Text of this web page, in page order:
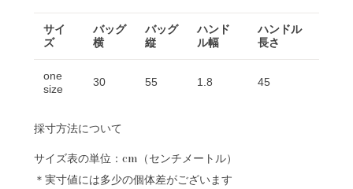
サイ
ズ
バッグ
横
バッグ
縦
ハンド
ル幅
ハンドル
長さ
one
size
30 55 1.8 45
採寸方法について
サイズ表の単位：cm（センチメートル）
＊実寸値には多少の個体差がございます